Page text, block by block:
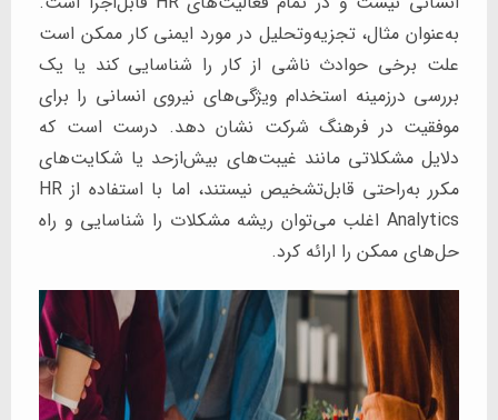
به‌عنوان مثال، تجزیه‌و‌تحلیل‌ در مورد ایمنی کار ممکن است
علت برخی حوادث ناشی از کار را شناسایی کند یا یک
بررسی درزمینه استخدام ویژگی‌های نیروی انسانی را برای
موفقیت در فرهنگ شرکت نشان دهد. درست است که
دلایل مشکلاتی مانند غیبت‌های بیش‌ازحد یا شکایت‌های
مکرر به‌راحتی قابل‌تشخیص نیستند، اما با استفاده از HR
Analytics اغلب می‌توان ریشه مشکلات را شناسایی و راه
حل‌های ممکن را ارائه کرد.